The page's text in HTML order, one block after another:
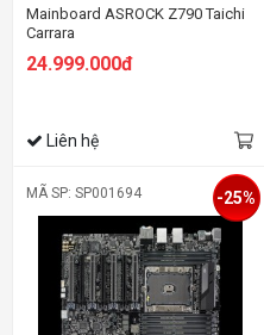
Mainboard ASROCK Z790 Taichi
Carrara
24.999.000đ
Liên hệ
MÃ SP: SP001694 -25%